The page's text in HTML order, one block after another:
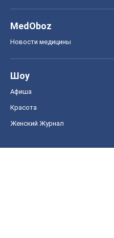
MedOboz
Новости медицины
Шоу
Афиша
Красота
Женский Журнал